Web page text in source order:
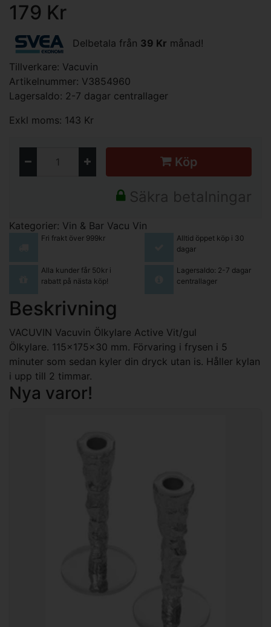
179 Kr
Delbetala från 39 Kr månad!
Tillverkare: Vacuvin
Artikelnummer: V3854960
Lagersaldo: 2-7 dagar centrallager
Exkl moms: 143 Kr
Köp
Säkra betalningar
Kategorier: Vin & Bar Vacu Vin
Fri frakt över 999kr
Alltid öppet köp i 30
dagar
Alla kunder får 50kr i
rabatt på nästa köp!
Lagersaldo: 2-7 dagar
centrallager
Beskrivning
VACUVIN Vacuvin Ölkylare Active Vit/gul
Ölkylare. 115x175x30 mm. Förvaring i frysen i 5
minuter som sedan kyler din dryck utan is. Håller kylan
i upp till 2 timmar.
Nya varor!